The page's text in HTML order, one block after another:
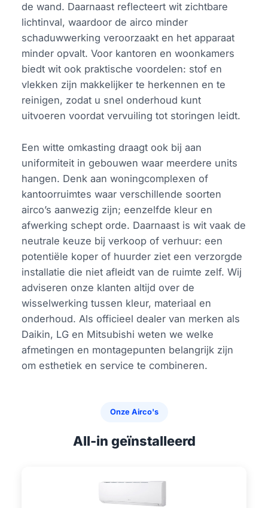
de wand. Daarnaast reflecteert wit zichtbare
lichtinval, waardoor de airco minder
schaduwwerking veroorzaakt en het apparaat
minder opvalt. Voor kantoren en woonkamers
biedt wit ook praktische voordelen: stof en
vlekken zijn makkelijker te herkennen en te
reinigen, zodat u snel onderhoud kunt
uitvoeren voordat vervuiling tot storingen leidt.
Een witte omkasting draagt ook bij aan
uniformiteit in gebouwen waar meerdere units
hangen. Denk aan woningcomplexen of
kantoorruimtes waar verschillende soorten
airco’s aanwezig zijn; eenzelfde kleur en
afwerking schept orde. Daarnaast is wit vaak de
neutrale keuze bij verkoop of verhuur: een
potentiële koper of huurder ziet een verzorgde
installatie die niet afleidt van de ruimte zelf. Wij
adviseren onze klanten altijd over de
wisselwerking tussen kleur, materiaal en
onderhoud. Als officieel dealer van merken als
Daikin, LG en Mitsubishi weten we welke
afmetingen en montagepunten belangrijk zijn
om esthetiek en service te combineren.
Onze Airco's
All-in geïnstalleerd